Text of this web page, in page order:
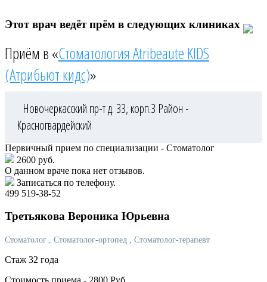
Этот врач ведёт прём в следующих клиниках
Приём в «Стоматология Atribeaute KIDS
(Атрибьют кидс)»
Новочеркасский пр-т д. 33, корп.3 Район -
Красногвардейский
Первичный прием по специализации - Стоматолог
2600 руб.
О данном враче пока нет отзывов.
Записаться по телефону.
499 519-38-52
Третьякова Вероника Юрьевна
Стоматолог , Стоматолог-ортопед , Стоматолог-терапевт
Стаж 32 года
Стоимость приема - 2800 Руб.